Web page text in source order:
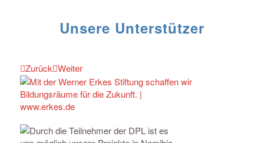
Unsere Unterstützer
Zurück Weiter